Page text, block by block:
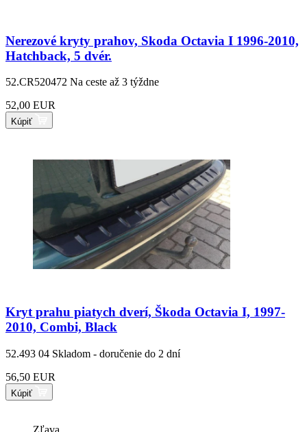
Nerezové kryty prahov, Skoda Octavia I 1996-2010,
Hatchback, 5 dvér.
52.CR520472 Na ceste až 3 týždne
52,00 EUR
Kúpiť
Kryt prahu piatych dverí, Škoda Octavia I, 1997-
2010, Combi, Black
52.493 04 Skladom - doručenie do 2 dní
56,50 EUR
Kúpiť
Zľava